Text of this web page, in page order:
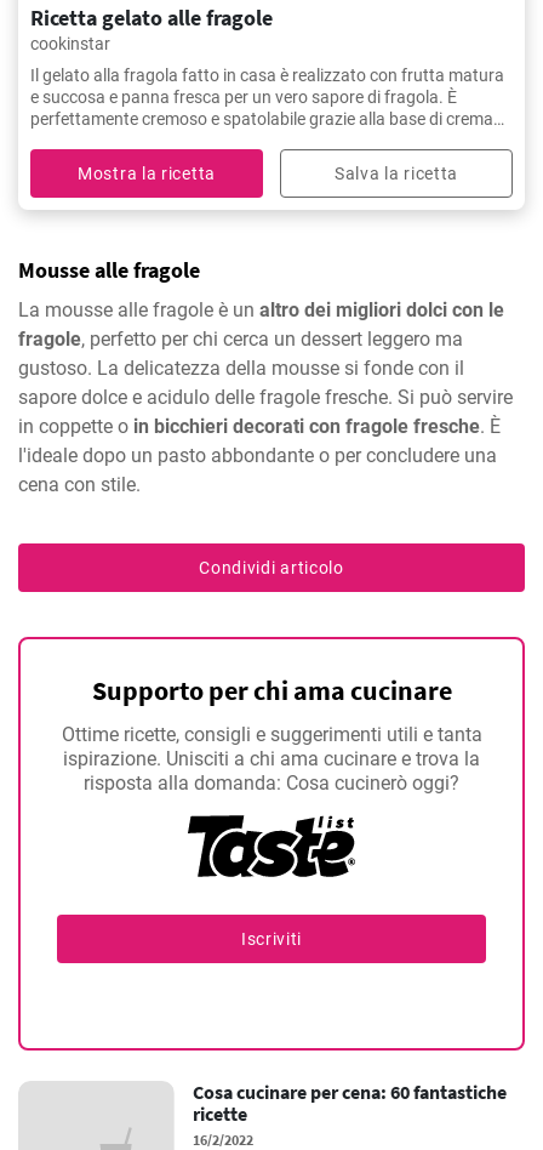
Ricetta gelato alle fragole
cookinstar
Il gelato alla fragola fatto in casa è realizzato con frutta matura
e succosa e panna fresca per un vero sapore di fragola. È
perfettamente cremoso e spatolabile grazie alla base di crema
Mostra la ricetta
Salva la ricetta
Mousse alle fragole
La mousse alle fragole è un altro dei migliori dolci con le
fragole, perfetto per chi cerca un dessert leggero ma
gustoso. La delicatezza della mousse si fonde con il
sapore dolce e acidulo delle fragole fresche. Si può servire
in coppette o in bicchieri decorati con fragole fresche. È
l'ideale dopo un pasto abbondante o per concludere una
cena con stile.
Condividi articolo
Supporto per chi ama cucinare
Ottime ricette, consigli e suggerimenti utili e tanta
ispirazione. Unisciti a chi ama cucinare e trova la
risposta alla domanda: Cosa cucinerò oggi?
Iscriviti
Cosa cucinare per cena: 60 fantastiche
ricette
16/2/2022